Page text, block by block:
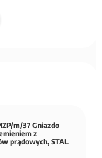
m/37 Gniazdo
z
prądowych, STAL